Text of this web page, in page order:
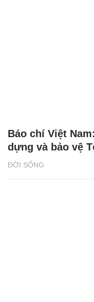
ĐỜI SỐNG
Báo chí Việt
dựng và bảo vệ